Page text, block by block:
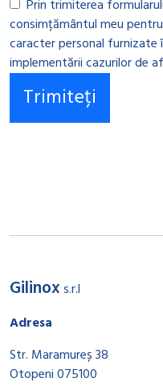
Prin trimiterea
consimțământul meu
caracter personal furnizate
implementării cazurilor de
Gilinoxs.r.l
Adresa
Str. Maramureș 38
Otopeni 075100